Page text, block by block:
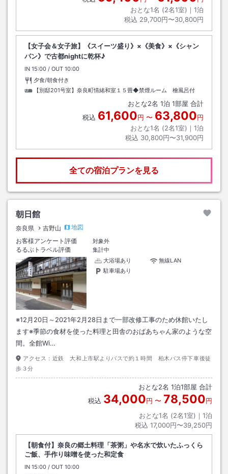
おとな1名 (2名1室)｜ 1泊
税込 29,700円〜30,800円
【女子会＆女子旅】《スイーツ盛り》×《美食》×《シャン
パン》で古都nightに乾杯♪
IN チェックイン
15:00 / OUT チェックアウト
10:00
夕食/朝食付き
【別邸201号室】奈良町情緒和室１５畳◆禁煙ルーム 檜風呂付
おとな2名 1泊 1部屋 合計
税込 61,600円 〜 63,800円
おとな1名 (2名1室)｜ 1泊
税込 30,800円〜31,900円
全ての宿泊プランを見る
朝日館
奈良県 吉野山
地図
お客様アンケート評価
対象外
るるぶトラベル評価
集計中
大浴場あり
無線LAN
駐車場あり
※12月20日～2021年2月28日まで一部改修工事のため休館いたし
ます※季節の食材を使った料理と田舎のおばあちゃん家のような空
間。全館Wi…
アクセス： 近鉄 大和上市駅よりバスで約１時間 柏木バス停下車後徒
歩３分
おとな2名 1泊1部屋 合計
税込 34,000円 〜 78,500円
おとな1名 (2名1室)｜ 1泊
税込 17,000円〜39,250円
【朝食付】奈良の郷土料理「茶粥」や名水で炊いたふっくら
ご飯、手作り味噌を使った和定食
IN チェックイン
15:00 / OUT チェックアウト
10:00